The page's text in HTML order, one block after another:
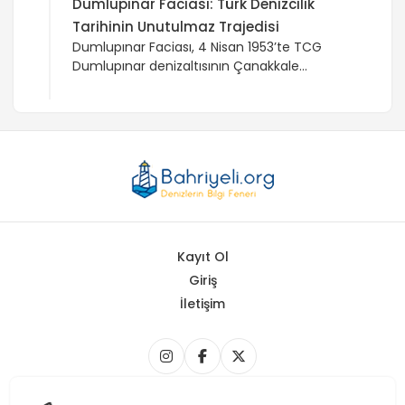
Dumlupınar Faciası: Türk Denizcilik
Tarihinin Unutulmaz Trajedisi
Dumlupınar Faciası, 4 Nisan 1953’te TCG
Dumlupınar denizaltısının Çanakkale
Kayıt Ol
Giriş
İletişim